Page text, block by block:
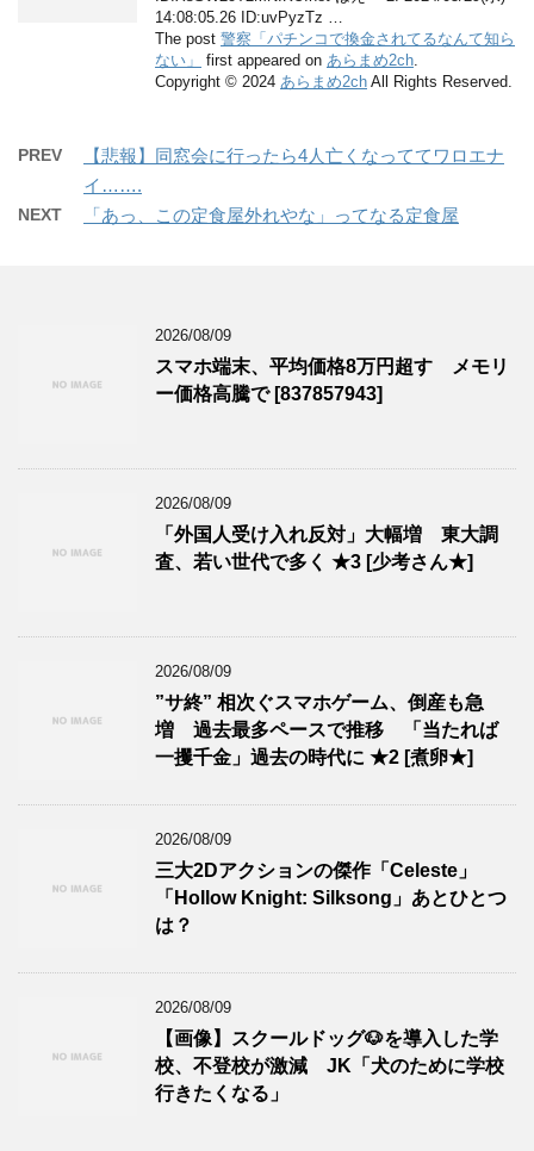
14:08:05.26 ID:uvPyzTz …
The post 警察「パチンコで換金されてるなんて知ら
ない」
first appeared on あらまめ2ch
Copyright © 2024 あらまめ2ch All Rights Reserved.
PREV
【悲報】同窓会に行ったら4人亡くなっててワロエナ
イ…….
NEXT 「あっ、この定食屋外れやな」ってなる定食屋
2026/08/09
スマホ端末、平均価格8万円超す メモリ
ー価格高騰で [837857943]
2026/08/09
「外国人受け入れ反対」大幅増 東大調
査、若い世代で多く ★3 [少考さん★]
2026/08/09
”サ終” 相次ぐスマホゲーム、倒産も急
増 過去最多ペースで推移 「当たれば
一攫千金」過去の時代に ★2 [煮卵★]
2026/08/09
三大2Dアクションの傑作「Celeste」
「Hollow Knight: Silksong」あとひとつ
は？
2026/08/09
【画像】スクールドッグ🐶を導入した学
校、不登校が激減 JK「犬のために学校
行きたくなる」